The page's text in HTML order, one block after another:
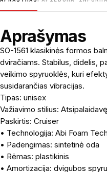
Aprašymas
SO-1561 klasikinės formos
dviračiams. Stabilus, didelis,
veikimo spyruoklės, kuri
susidarančias vibracijas.
Tipas: unisex
Važiavimo stilius:
Paskirtis: Cruiser
• Technologija: Abi Foam
• Padengimas: sintetinė oda
• Rėmas: plastikinis
• Amortizacija: dvigubos